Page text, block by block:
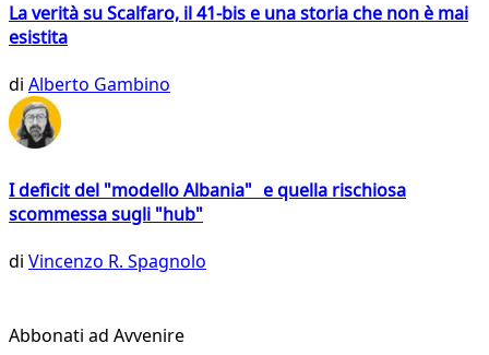
La verità su Scalfaro, il 41-bis e una storia che non è mai
esistita
di Alberto Gambino
I deficit del "modello Albania" e quella rischiosa
scommessa sugli "hub"
di Vincenzo R. Spagnolo
Abbonati ad Avvenire